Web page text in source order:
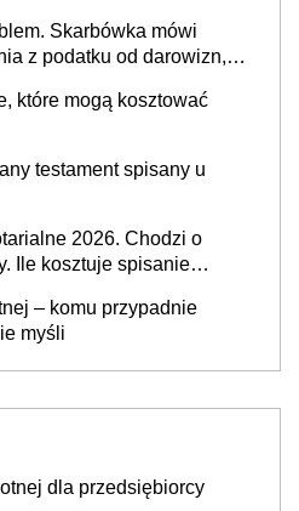
Skarbówka mówi
z podatku od darowizn,
które mogą kosztować
testament spisany u
2026. Chodzi o
Ile kosztuje spisanie
– komu przypadnie
myśli
dla przedsiębiorcy